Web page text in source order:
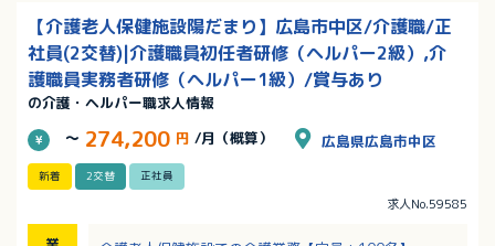
【介護老人保健施設陽だまり】広島市中区/介護職/正
社員(2交替)|介護職員初任者研修（ヘルパー2級）,介
護職員実務者研修（ヘルパー1級）/賞与あり
の介護・ヘルパー職求人情報
～ 274,200 円 /月（概算） 広島県広島市中区
新着 2交替 正社員
求人No.59585